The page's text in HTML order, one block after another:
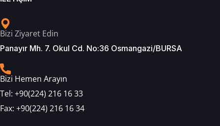
Bizi Ziyaret Edin
Panayır Mh. 7. Okul Cd. No:36 Osmangazi/BURSA
Bizi Hemen Arayın
Tel: +90(224) 216 16 33
Fax: +90(224) 216 16 34